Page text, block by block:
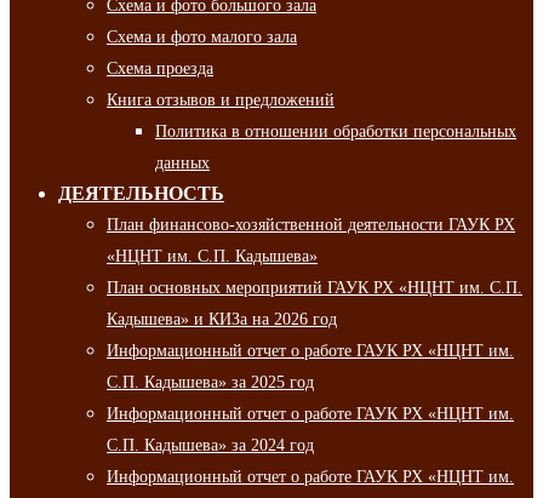
Схема и фото большого зала
Схема и фото малого зала
Схема проезда
Книга отзывов и предложений
Политика в отношении обработки персональных
данных
ДЕЯТЕЛЬНОСТЬ
План финансово-хозяйственной деятельности ГАУК РХ
«НЦНТ им. С.П. Кадышева»
План основных мероприятий ГАУК РХ «НЦНТ им. С.П.
Кадышева» и КИЗа на 2026 год
Информационный отчет о работе ГАУК РХ «НЦНТ им.
С.П. Кадышева» за 2025 год
Информационный отчет о работе ГАУК РХ «НЦНТ им.
С.П. Кадышева» за 2024 год
Информационный отчет о работе ГАУК РХ «НЦНТ им.